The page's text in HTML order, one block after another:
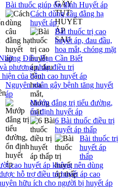
Bài thuốc giúp ổn định Huyết áp
Cách dùng câu đằng hạ
huyết áp
Bài thuốc trị cao
huyết áp, đau đầu,
hoa mắt, chóng mặt
Điều Bạn Cần Biết
phương pháp điều trị
của bệnh cao huyết áp
Nguyên nhân gây bệnh tăng huyết
áp
Mướp đắng trị tiểu đường,
ổn định huyết áp
6 Bài thuốc điều trị
huyết áp thấp
Bài thuốc trị
huyết áp
thấp
cao huyết áp không nên dùng
hỗ trợ điều trị huyết áp cao
hữu ích cho người bị huyết áp